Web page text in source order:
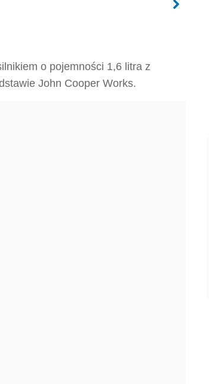
o pojemności 1,6 litra z
John Cooper Works.